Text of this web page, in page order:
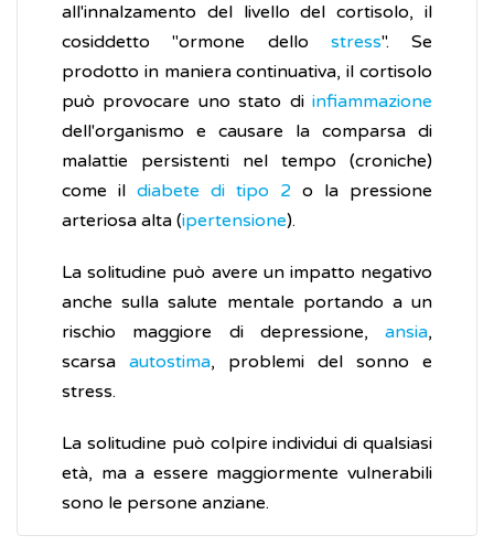
all'innalzamento del livello del cortisolo, il
cosiddetto "ormone dello stress". Se
prodotto in maniera continuativa, il cortisolo
può provocare uno stato di infiammazione
dell'organismo e causare la comparsa di
malattie persistenti nel tempo (croniche)
come il diabete di tipo 2 o la pressione
arteriosa alta (ipertensione).
La solitudine può avere un impatto negativo
anche sulla salute mentale portando a un
rischio maggiore di depressione, ansia,
scarsa autostima, problemi del sonno e
stress.
La solitudine può colpire individui di qualsiasi
età, ma a essere maggiormente vulnerabili
sono le persone anziane.